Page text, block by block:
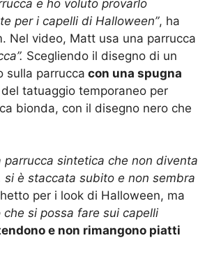
e ho voluto provarlo
per i capelli di Halloween”, ha
Nel video, Matt usa una parrucca
Scegliendo il disegno di un
sulla parrucca con una spugna
tatuaggio temporaneo per
bionda, con il disegno nero che
sintetica che non diventa
si è staccata subito e non sembra
per i look di Halloween, ma
che si possa fare sui capelli
e non rimangono piatti